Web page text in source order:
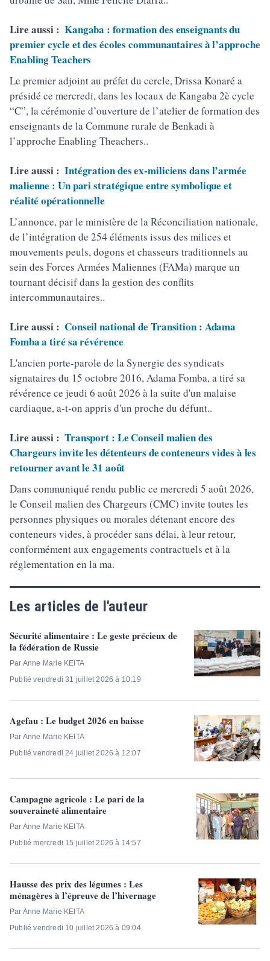
Lire aussi : Kangaba : formation des enseignants du
premier cycle et des écoles communautaires à l’approche
Enabling Teachers
Le premier adjoint au préfet du cercle, Drissa Konaré a
présidé ce mercredi, dans les locaux de Kangaba 2è cycle
“C”, la cérémonie d’ouverture de l’atelier de formation des
enseignants de la Commune rurale de Benkadi à
l’approche Enabling Theachers..
Lire aussi : Intégration des ex-miliciens dans l’armée
malienne : Un pari stratégique entre symbolique et
réalité opérationnelle
L’annonce, par le ministère de la Réconciliation nationale,
de l’intégration de 254 éléments issus des milices et
mouvements peuls, dogons et chasseurs traditionnels au
sein des Forces Armées Maliennes (FAMa) marque un
tournant décisif dans la gestion des conflits
intercommunautaires..
Lire aussi : Conseil national de Transition : Adama
Fomba a tiré sa révérence
L'ancien porte-parole de la Synergie des syndicats
signataires du 15 octobre 2016, Adama Fomba, a tiré sa
révérence ce jeudi 6 août 2026 à la suite d'un malaise
cardiaque, a-t-on appris d'un proche du défunt..
Lire aussi : Transport : Le Conseil malien des
Chargeurs invite les détenteurs de conteneurs vides à les
retourner avant le 31 août
Dans communiqué rendu public ce mercredi 5 août 2026,
le Conseil malien des Chargeurs (CMC) invite toutes les
personnes physiques ou morales détenant encore des
conteneurs vides, à procéder sans délai, à leur retour,
conformément aux engagements contractuels et à la
réglementation en la ma.
Les articles de l'auteur
Sécurité alimentaire : Le geste précieux de
la fédération de Russie
Par Anne Marie KEITA
Publié vendredi 31 juillet 2026 à 10:19
Agefau : Le budget 2026 en baisse
Par Anne Marie KEITA
Publié vendredi 24 juillet 2026 à 12:07
Campagne agricole : Le pari de la
souveraineté alimentaire
Par Anne Marie KEITA
Publié mercredi 15 juillet 2026 à 14:57
Hausse des prix des légumes : Les
ménagères à l’épreuve de l’hivernage
Par Anne Marie KEITA
Publié vendredi 10 juillet 2026 à 09:04